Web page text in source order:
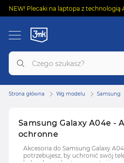
NEW! Plecaki na laptopa z technologią
Samsung Galaxy A04e -
ochronne
Akcesoria do Samsung Galaxy
potrzebujesz, by uchronić swój
Strona główna Wg modelu Samsung